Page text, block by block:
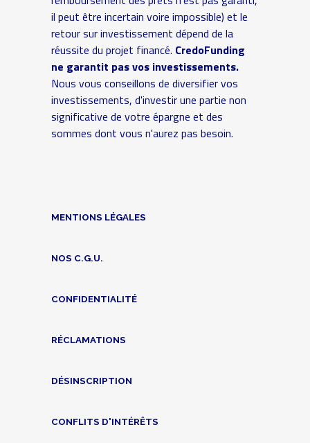
il peut être incertain voire impossible) et le
retour sur investissement dépend de la
réussite du projet financé. CredoFunding
ne garantit pas vos investissements.
Nous vous conseillons de diversifier vos
investissements, d'investir une partie non
significative de votre épargne et des
sommes dont vous n'aurez pas besoin.
MENTIONS LÉGALES
NOS C.G.U.
CONFIDENTIALITÉ
RÉCLAMATIONS
DÉSINSCRIPTION
CONFLITS D'INTÉRÊTS